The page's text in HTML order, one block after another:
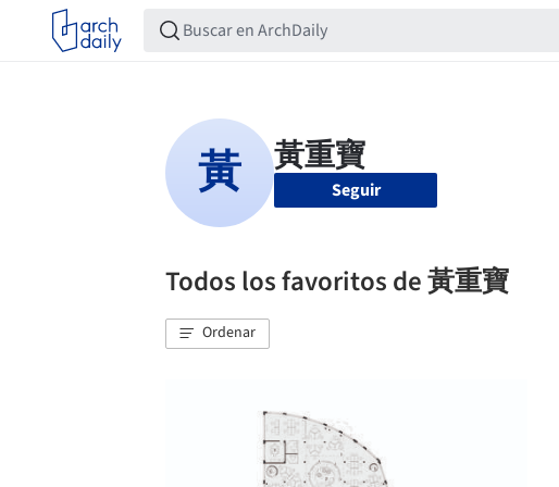
Seguir
Todos los favoritos de 黃重寶
Ordenar